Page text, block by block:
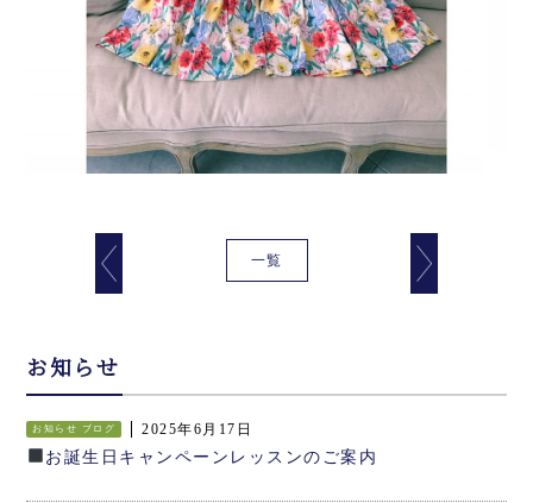
一覧
お知らせ
お知らせ ブログ 2025年6月17日
お誕生日キャンペーンレッスンのご案内